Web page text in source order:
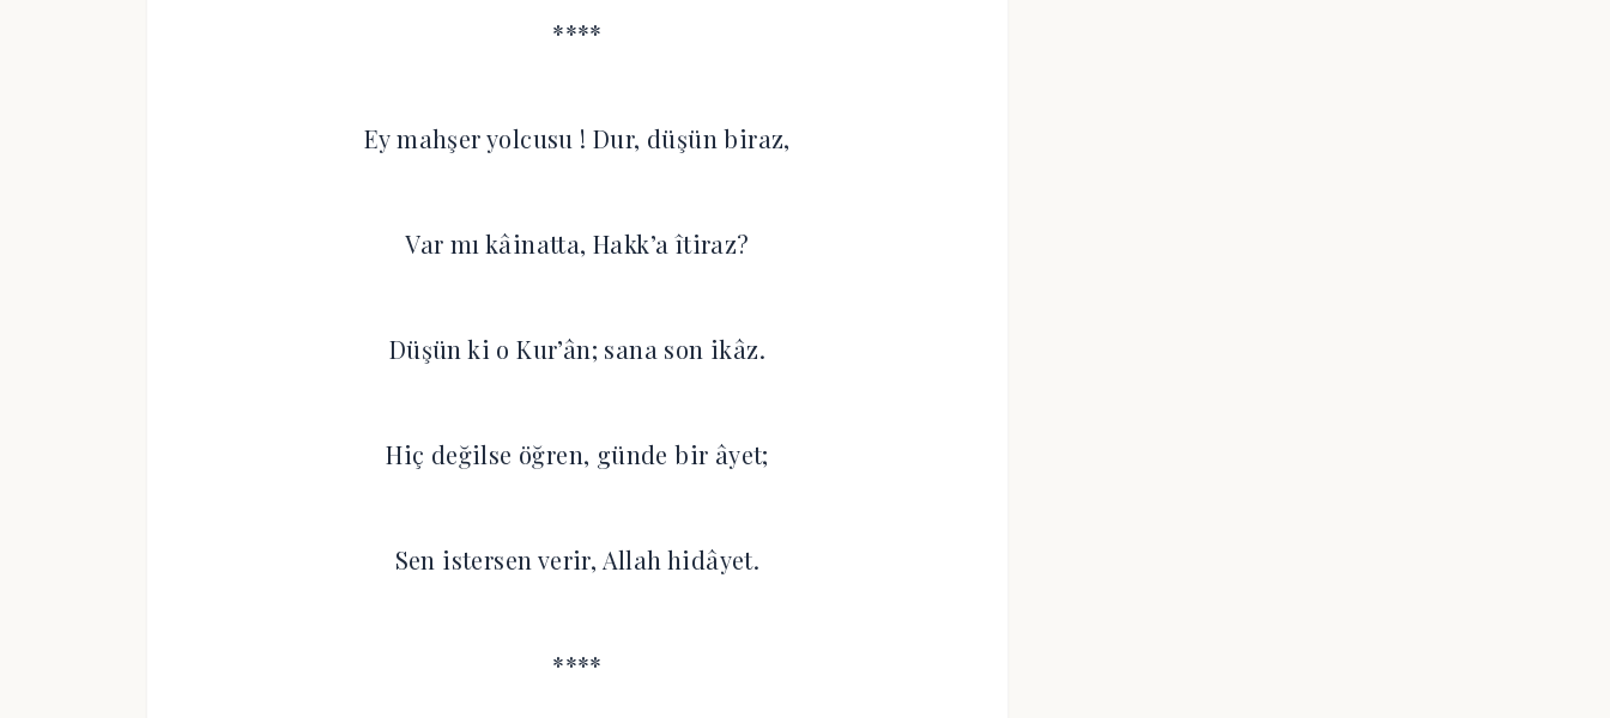
****
Ey mahşer yolcusu ! Dur, düşün biraz,
Var mı kâinatta, Hakk’a îtiraz?
Düşün ki o Kur’ân; sana son ikâz.
Hiç değilse öğren, günde bir âyet;
Sen istersen verir, Allah hidâyet.
****